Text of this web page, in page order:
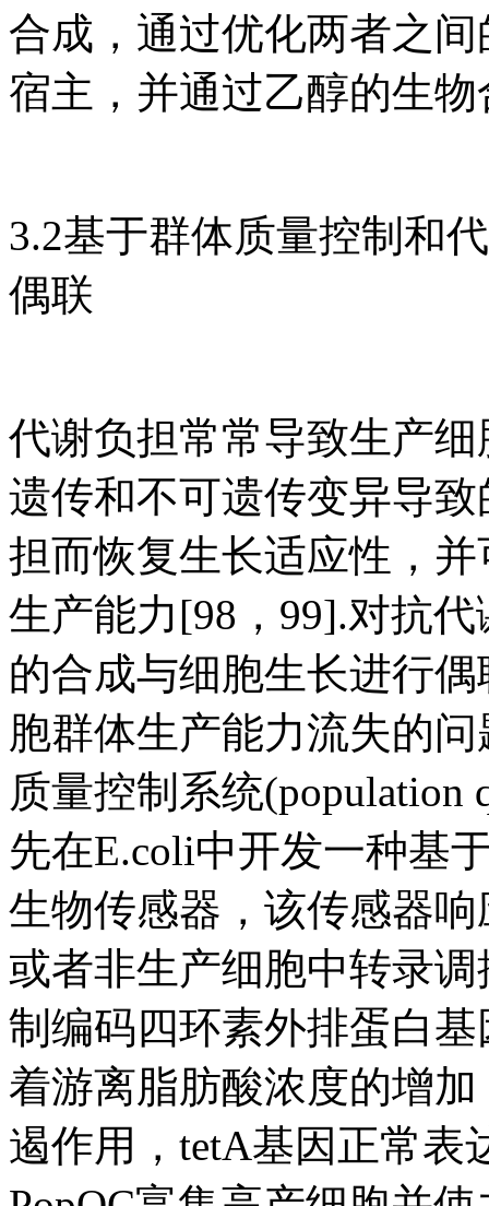
合成，通过优化两者之
宿主，并通过乙醇的生
3.2基于群体质量控制和
偶联
代谢负担常常导致生产
遗传和不可遗传变异导
担而恢复生长适应性，
生产能力[98，99].对抗
的合成与细胞生长进行
胞群体生产能力流失的
质量控制系统(population
先在E.coli中开发一种基
生物传感器，该传感器
或者非生产细胞中转录调
制编码四环素外排蛋白
着游离脂肪酸浓度的增
遏作用，tetA基因正常表